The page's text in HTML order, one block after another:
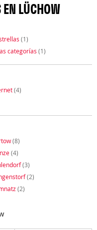
LÜCHOW
(1)
categorías (1)
(4)
(8)
(4)
(3)
(2)
(2)